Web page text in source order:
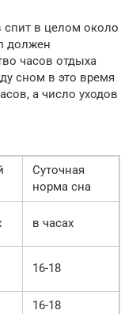
в целом около
должен
часов отдыха
сном в это время
а число уходов
Суточная
норма сна
в часах
16-18
16-18